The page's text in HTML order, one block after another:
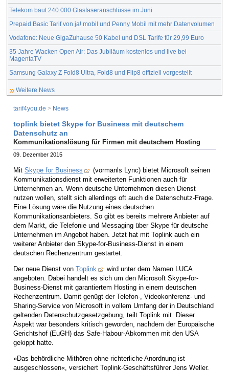
Telekom baut 240.000 Glasfaseranschlüsse im Juni
Prepaid Basic Tarif von ja! mobil und Penny Mobil mit mehr Datenvolumen
Vodafone: Neue GigaZuhause 50 Kabel und DSL Tarife für 29,99 Euro
35 Jahre Wacken Open Air: Das Jubiläum kostenlos und live bei
MagentaTV
Samsung Galaxy Z Fold8 Ultra, Fold8 und Flip8 offiziell vorgestellt
Weitere News
tarif4you.de > News
toplink bietet Skype for Business mit deutschem
Datenschutz an
Kommunikationslösung für Firmen mit deutschem Hosting
09. Dezember 2015
Mit Skype for Business
(vormanls Lync) bietet Microsoft seinen
Kommunikationsdienst mit erweiterten Funktionen auch für
Unternehmen an. Wenn deutsche Unternehmen diesen Dienst
nutzen wollen, stellt sich allerdings oft auch die Datenschutz-Frage.
Eine Lösung wäre die Nutzung eines deutschen
Kommunikationsanbieters. So gibt es bereits mehrere Anbieter auf
dem Markt, die Telefonie und Messaging über Skype für deutsche
Unternehmen im Angebot haben. Jetzt hat mit Toplink auch ein
weiterer Anbieter den Skype-for-Business-Dienst in einem
deutschen Rechenzentrum gestartet.
Der neue Dienst von Toplink
wird unter dem Namen LUCA
angeboten. Dabei handelt es sich um den Microsoft Skype-for-
Business-Dienst mit garantiertem Hosting in einem deutschen
Rechenzentrum. Damit genügt der Telefon-, Videokonferenz- und
Sharing-Service von Microsoft in vollem Umfang der in Deutschland
geltenden Datenschutzgesetzgebung, teilt Toplink mit. Dieser
Aspekt war besonders kritisch geworden, nachdem der Europäische
Gerichtshof (EuGH) das Safe-Habour-Abkommen mit den USA
gekippt hatte.
»Das behördliche Mithören ohne richterliche Anordnung ist
ausgeschlossen«, versichert Toplink-Geschäftsführer Jens Weller.